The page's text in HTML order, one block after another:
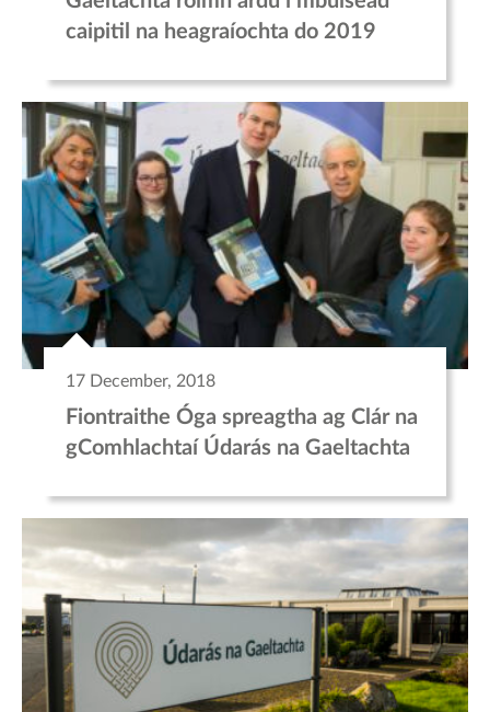
caipitil na heagraíochta do 2019
17 December, 2018
Fiontraithe Óga spreagtha ag Clár na
gComhlachtaí Údarás na Gaeltachta